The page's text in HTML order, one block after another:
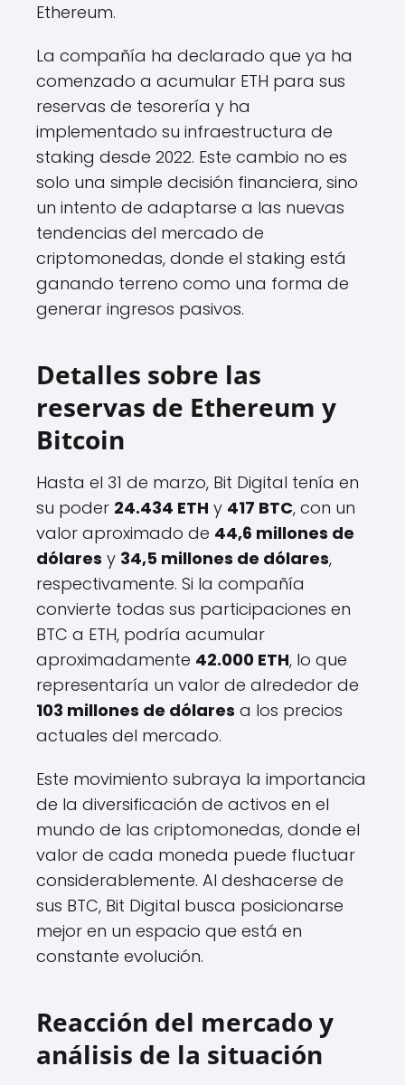
Ethereum.
La compañía ha declarado que ya ha
comenzado a acumular ETH para sus
reservas de tesorería y ha
implementado su infraestructura de
staking desde 2022. Este cambio no es
solo una simple decisión financiera, sino
un intento de adaptarse a las nuevas
tendencias del mercado de
criptomonedas, donde el staking está
ganando terreno como una forma de
generar ingresos pasivos.
Detalles sobre las
reservas de Ethereum y
Bitcoin
Hasta el 31 de marzo, Bit Digital tenía en
su poder 24.434 ETH y 417 BTC, con un
valor aproximado de 44,6 millones de
dólares y 34,5 millones de dólares,
respectivamente. Si la compañía
convierte todas sus participaciones en
BTC a ETH, podría acumular
aproximadamente 42.000 ETH, lo que
representaría un valor de alrededor de
103 millones de dólares a los precios
actuales del mercado.
Este movimiento subraya la importancia
de la diversificación de activos en el
mundo de las criptomonedas, donde el
valor de cada moneda puede fluctuar
considerablemente. Al deshacerse de
sus BTC, Bit Digital busca posicionarse
mejor en un espacio que está en
constante evolución.
Reacción del mercado y
análisis de la situación